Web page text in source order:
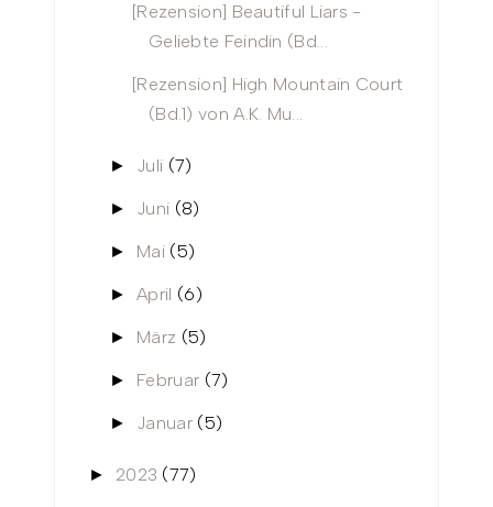
[Rezension] Beautiful Liars -
Geliebte Feindin (Bd...
[Rezension] High Mountain Court
(Bd.1) von A.K. Mu...
► Juli (7)
► Juni (8)
► Mai (5)
►April (6)
► März (5)
► Februar (7)
► Januar (5)
► 2023 (77)